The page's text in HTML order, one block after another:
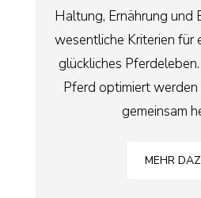
Haltung, Ernährung und
wesentliche Kriterien für
glückliches
Pferd optimiert
gemeinsam
MEHR